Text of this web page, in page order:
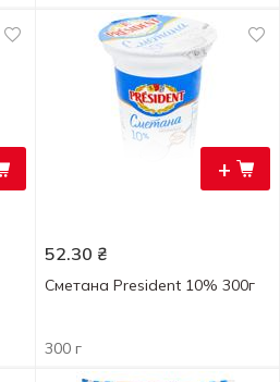
+
52.30 ₴
Сметана President 10% 300г
300 г